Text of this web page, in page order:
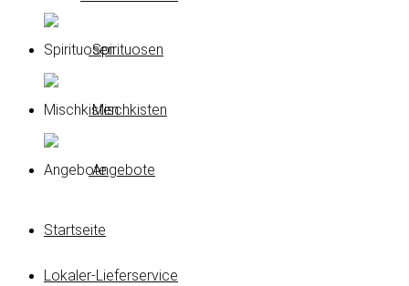
Spirituosen
Mischkisten
Angebote
Startseite
Lokaler-Lieferservice